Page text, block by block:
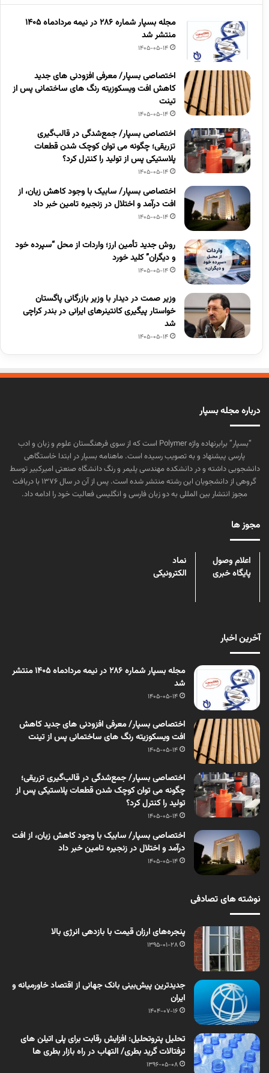
مجله بسپار شماره 286 در نیمه مردادماه 1405
منتشر شد
1405-05-14
اختصاصی بسپار/ معرفی افزودنی های جدید
کاهش افت ویسکوزیته رنگ های ساختمانی پس از
تینت
1405-05-14
اختصاصی بسپار/ جمع‌شدگی در قالب‌گیری
تزریقی؛ چگونه می توان کوچک شدن قطعات
پلاستیکی پس از تولید را کنترل کرد؟
1405-05-14
اختصاصی بسپار/ سابیک با وجود کاهش زیان، از
افت درآمد و اختلال در زنجیره تامین خبر داد
1405-05-14
روش جدید تأمین ارز؛ واردات از محل “سپرده خود
و دیگران” کلید خورد
1405-05-14
وزیر صمت در دیدار با وزیر بازرگانی پاگستان
خواستار پیگیری کانتینرهای ایرانی در بندر کراچی
شد
1405-05-14
درباره مجله بسپار
“بسپار” برابرنهاده واژه Polymer است که از سوی فرهنگستان علوم و زبان و ادب
پارسی پیشنهاد و به تصویب رسیده است. ماهنامه بسپار در ابتدا خاستگاهی
دانشجویی داشته و در دانشکده مهندسی پلیمر و رنگ دانشگاه صنعتی امیرکبیر توسط
گروهی از دانشجویان این رشته منتشر شده است. پس از آن در سال ۱۳۷۶ با دریافت
مجوز انتشار بین المللی به دو زبان فارسی و انگلیسی فعالیت خود را ادامه داد.
مجوز ها
اعلام وصول
پایگاه خبری
نماد
الکترونیکی
آخرین اخبار
مجله بسپار شماره 286 در نیمه مردادماه 1405 منتشر
شد
1405-05-14
اختصاصی بسپار/ معرفی افزودنی های جدید کاهش
افت ویسکوزیته رنگ های ساختمانی پس از تینت
1405-05-14
اختصاصی بسپار/ جمع‌شدگی در قالب‌گیری تزریقی؛
چگونه می توان کوچک شدن قطعات پلاستیکی پس از
تولید را کنترل کرد؟
1405-05-14
اختصاصی بسپار/ سابیک با وجود کاهش زیان، از افت
درآمد و اختلال در زنجیره تامین خبر داد
1405-05-14
نوشته های تصادفی
پنجره‌های ارزان قیمت با بازدهی انرژی بالا
1395-01-28
جدیدترین پیش‌بینی بانک جهانی از اقتصاد خاورمیانه و
ایران
1404-07-16
تحلیل پتروتحلیل: افزایش رقابت برای پلی اتیلن های
ترفتالات گرید بطری/ التهاب در راه بازار بطری ها
1396-05-08